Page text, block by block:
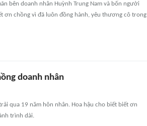
bên doanh nhân Huỳnh Trung Nam và bốn người
ơn chồng vì đã luôn đồng hành, yêu thương cô trong
doanh nhân
qua 19 năm hôn nhân. Hoa hậu cho biết biết ơn
trình dài.